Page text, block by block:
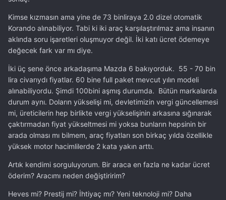
Kimse kızmasın ama yine de 73 binliraya 2.0 dizel otomatik
Korando alınabiliyor. Tabi ki iki araç karşılaştırılmaz ama insanın
aklında soru işaretleri oluşmuyor değil. İki katı ücret ödemeye
değecek fark var mı diye.
İki üç sene önce arkadaşıma Mazda 6 bakıyorduk. 55 - 70 bin
lira civarıydı fiyatlar. 60 bine full paket mevcut yılın modeli
alınabiliyordu. Şimdi 100bini aşmış durumda. Bütün markalarda
durum aynı. Doların yükselişi mi, devletimizin vergi güncellemesi
mi, üreticilerin hep birlikte vergi yükselişinin arkasına sığınarak
çaktırmadan fiyat yükseltmesi mi yoksa bunların hepsinin bir
arada olması mı bilmem, araç fiyatları son birkaç yılda özellikle
yüksek motor hacimlilerde 2 kata yakın arttı.
Artık kendimi sorguluyorum. Bir araca en fazla ne kadar ücret
öderim? Aracımı neden değiştiririm?
Heves mi? Prestij mi? İhtiyaç mı? Yeni teknoloji mi? Daha